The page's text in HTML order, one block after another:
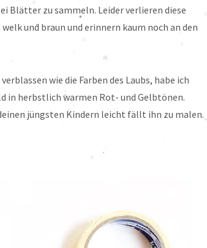
Blätter zu sammeln. Leider verlieren diese
und braun und erinnern kaum noch an den
wie die Farben des Laubs, habe ich
in herbstlich warmen Rot- und Gelbtönen.
jüngsten Kindern leicht fällt ihn zu malen.